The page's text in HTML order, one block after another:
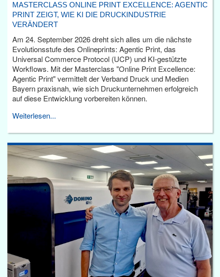
MASTERCLASS ONLINE PRINT EXCELLENCE: AGENTIC
PRINT ZEIGT, WIE KI DIE DRUCKINDUSTRIE
VERÄNDERT
Am 24. September 2026 dreht sich alles um die nächste
Evolutionsstufe des Onlineprints: Agentic Print, das
Universal Commerce Protocol (UCP) und KI-gestützte
Workflows. Mit der Masterclass "Online Print Excellence:
Agentic Print" vermittelt der Verband Druck und Medien
Bayern praxisnah, wie sich Druckunternehmen erfolgreich
auf diese Entwicklung vorbereiten können.
Weiterlesen...